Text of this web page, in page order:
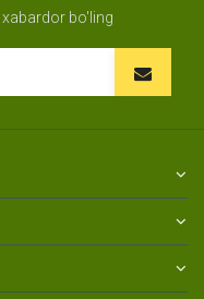
bo'ling